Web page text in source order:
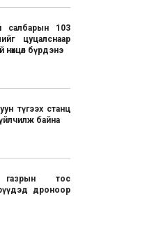
салбарын 103
цуцалснаар
бүрдэнэ
түгээх станц
байна
тос
дроноор